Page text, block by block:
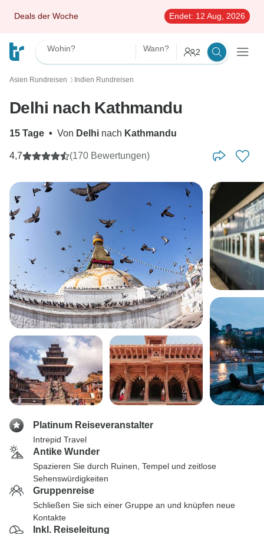
Deals der Woche Endet: 12 Aug, 2026
Wohin? Wann? 2
Asien Rundreisen 〉 Indien Rundreisen
Delhi nach Kathmandu
15 Tage • Von Delhi nach Kathmandu
4,7 (170 Bewertungen)
Platinum Reiseveranstalter
Intrepid Travel
Antike Wunder
Spazieren Sie durch Ruinen, Tempel und zeitlose
Sehenswürdigkeiten
Gruppenreise
Schließen Sie sich einer Gruppe an und knüpfen neue
Kontakte
Inkl. Reiseleitung